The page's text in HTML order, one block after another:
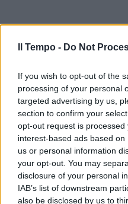
Il Tempo - Do Not
If you wish to opt-out of the
processing of your personal
targeted advertising by us,
section to confirm your
opt-out request is
interest-based ads based
us or personal information
your opt-out. You may
disclosure of your personal
IAB’s list of downstream
also be disclosed by us to